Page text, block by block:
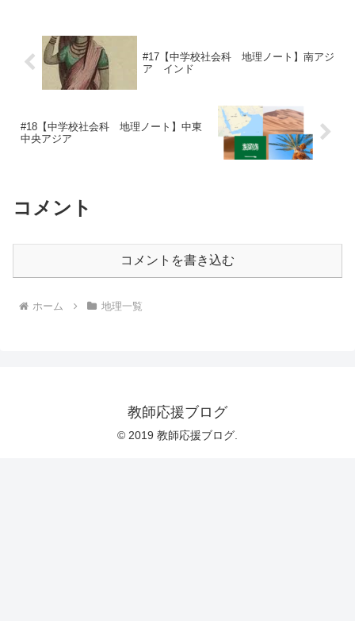
#17【中学校社会科 地理ノート】南アジ
ア インド
#18【中学校社会科 地理ノート】中東
中央アジア
コメント
コメントを書き込む
ホーム 地理一覧
教師応援ブログ
© 2019 教師応援ブログ.